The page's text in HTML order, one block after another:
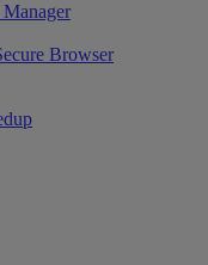
Browser